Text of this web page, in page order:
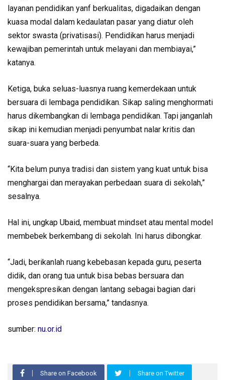
layanan pendidikan yanf berkualitas, digadaikan dengan
kuasa modal dalam kedaulatan pasar yang diatur oleh
sektor swasta (privatisasi). Pendidikan harus menjadi
kewajiban pemerintah untuk melayani dan membiayai,”
katanya.
Ketiga, buka seluas-luasnya ruang kemerdekaan untuk
bersuara di lembaga pendidikan. Sikap saling menghormati
harus dikembangkan di lembaga pendidikan. Tapi janganlah
sikap ini kemudian menjadi penyumbat nalar kritis dan
suara-suara yang berbeda.
“Kita belum punya tradisi dan sistem yang kuat untuk bisa
menghargai dan merayakan perbedaan suara di sekolah,”
sesalnya.
Hal ini, ungkap Ubaid, membuat mindset atau mental model
membebek berkembang di sekolah. Ini harus dibongkar.
“Jadi, berikanlah ruang kebebasan kepada guru, peserta
didik, dan orang tua untuk bisa bebas bersuara dan
mengekspresikan dengan lantang sebagai bagian dari
proses pendidikan bersama,” tandasnya.
sumber: nu.or.id
Share on Facebook Share on Twitter